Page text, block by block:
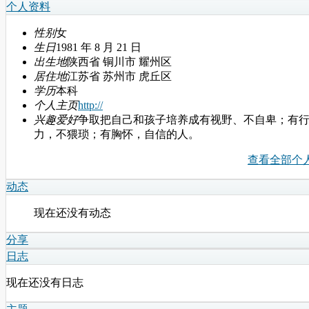
个人资料
性别女
生日1981 年 8 月 21 日
出生地陕西省 铜川市 耀州区
居住地江苏省 苏州市 虎丘区
学历本科
个人主页http://
兴趣爱好争取把自己和孩子培养成有视野、不自卑；有
力，不猥琐；有胸怀，自信的人。
查看全部个
动态
现在还没有动态
分享
日志
现在还没有日志